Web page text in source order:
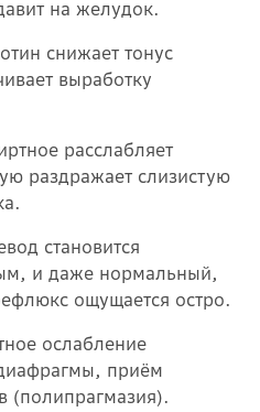
на желудок.
снижает тонус
выработку
расслабляет
раздражает слизистую
становится
и даже нормальный,
ощущается остро.
ослабление
приём
(полипрагмазия).